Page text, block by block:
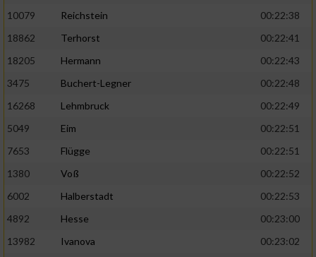
10079
Reichstein
00:22:38
18862
Terhorst
00:22:41
18205
Hermann
00:22:43
3475
Buchert-Legner
00:22:48
16268
Lehmbruck
00:22:49
5049
Eim
00:22:51
7653
Flügge
00:22:51
1380
Voß
00:22:52
6002
Halberstadt
00:22:53
4892
Hesse
00:23:00
13982
Ivanova
00:23:02